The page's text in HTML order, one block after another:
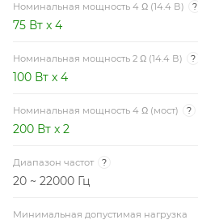
Номинальная мощность 4 Ω (14.4 В) ?
75 Вт x 4
Номинальная мощность 2 Ω (14.4 В) ?
100 Вт x 4
Номинальная мощность 4 Ω (мост) ?
200 Вт x 2
Диапазон частот ?
20 ~ 22000 Гц
Минимальная допустимая нагрузка